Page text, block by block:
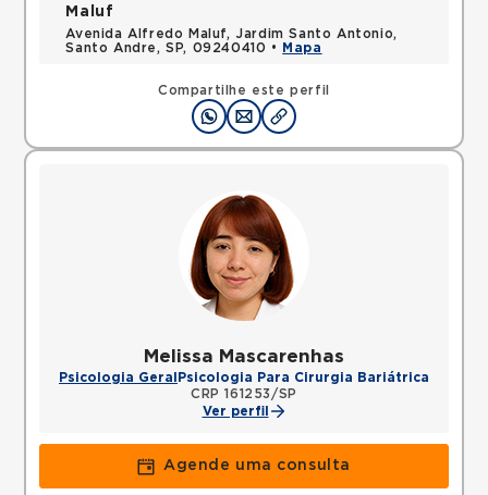
Compartilhe este perfil
Maluf
Avenida Alfredo Maluf, Jardim Santo Antonio,
Santo Andre, SP, 09240410 •
Mapa
Melissa Mascarenhas
Psicologia Geral Psicologia Para Cirurgia Bariátrica
CRP 161253/SP
Ver perfil
Agende uma consulta